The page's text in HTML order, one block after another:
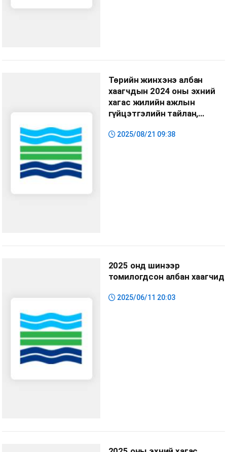
Төрийн жинхэнэ албан
хаагчдын 2024 оны эхний
хагас жилийн ажлын
гүйцэтгэлийн тайлан,
2025/08/21 09:38
2025 онд шинээр
томилогдсон албан хаагчид
2025/06/11 20:03